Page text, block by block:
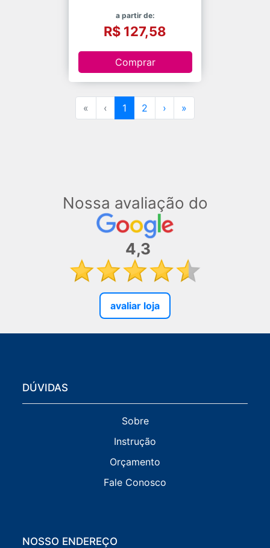
a partir de:
R$ 127,58
Comprar
« ‹ 1 2 › »
Nossa avaliação do
4,3
avaliar loja
DÚVIDAS
Sobre
Instrução
Orçamento
Fale Conosco
NOSSO ENDEREÇO